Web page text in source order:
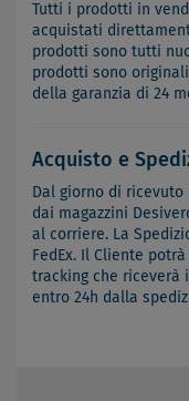
Tutti i prodotti in
acquistati
prodotti sono tutti
prodotti sono
della garanzia di 24
Acquisto e
Dal giorno di
dai magazzini
al corriere. La
FedEx. Il Cliente
tracking che riceverà
entro 24h dalla